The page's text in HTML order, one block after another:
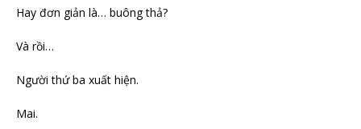
Hay đơn giản là… buông thả?
Và rồi…
Người thứ ba xuất hiện.
Mai.